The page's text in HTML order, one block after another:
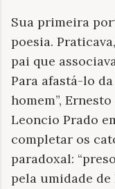
Sua primeira
poesia.
pai que
Para afastá-lo
homem”,
Leoncio Prado
completar os
paradoxal:
pela umidade de